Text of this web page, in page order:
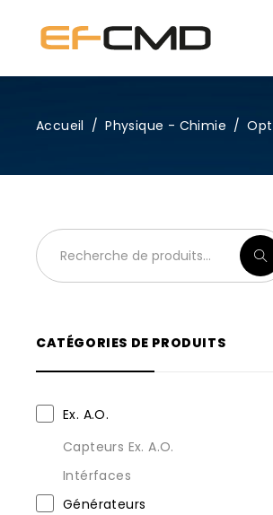
Accueil / Physique - Chimie /
CATÉGORIES DE PRODUITS
Ex. A.O.
Capteurs Ex. A.O.
Intérfaces
Générateurs